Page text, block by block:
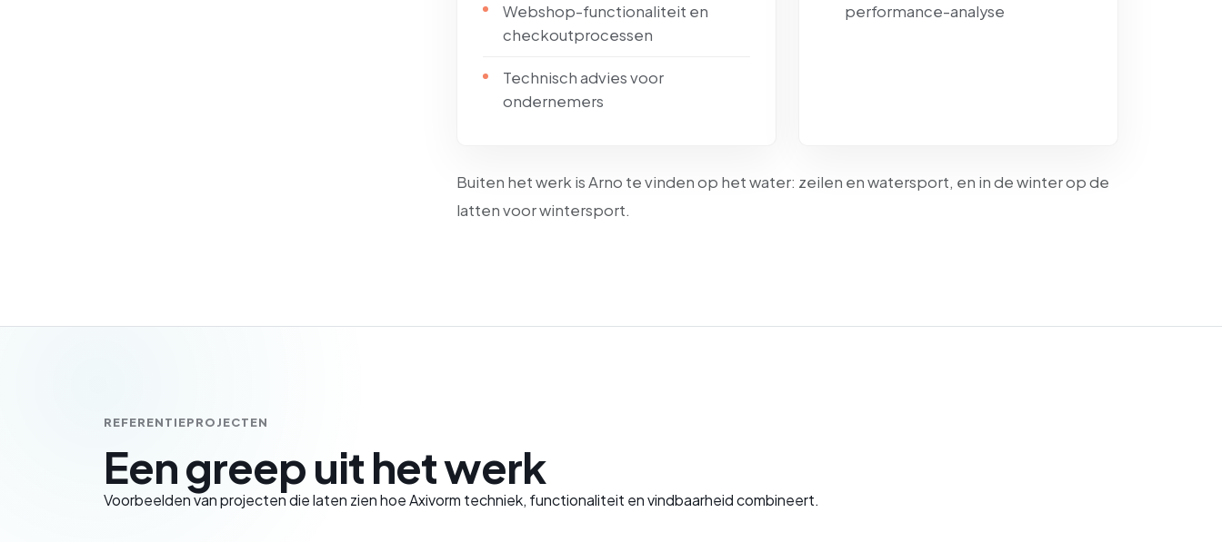
Webshop-functionaliteit en
checkoutprocessen
Technisch advies voor
ondernemers
performance-analyse
Buiten het werk is Arno te vinden op het water: zeilen en watersport, en in de winter op de
latten voor wintersport.
REFERENTIEPROJECTEN
Een greep uit het werk
Voorbeelden van projecten die laten zien hoe Axivorm techniek, functionaliteit en vindbaarheid combineert.